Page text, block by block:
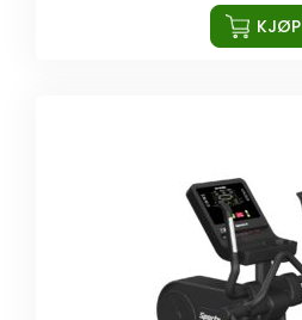
KJØP